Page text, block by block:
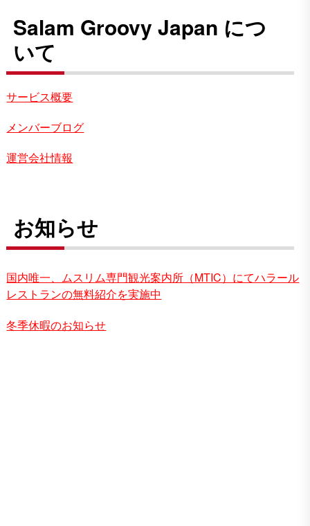
Salam Groovy Japan につ
いて
サービス概要
メンバーブログ
運営会社情報
お知らせ
国内唯一、ムスリム専門観光案内所（MTIC）にてハラール
レストランの無料紹介を実施中
冬季休暇のお知らせ